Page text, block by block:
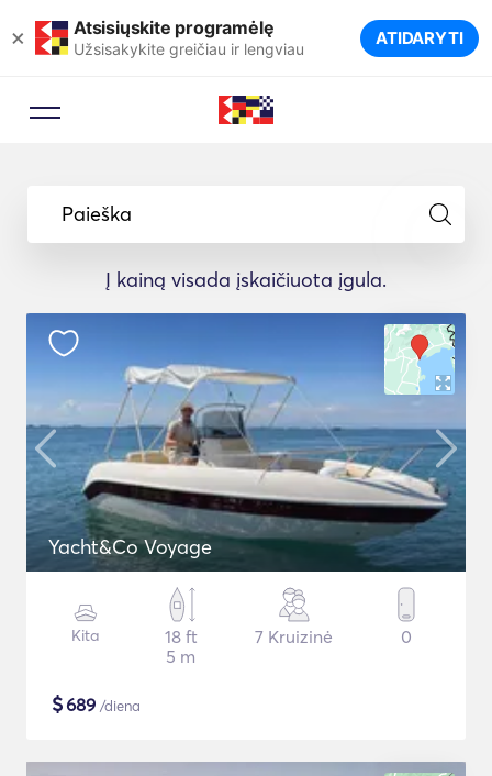
× Atsisiųskite programėlę
Užsisakykite greičiau ir lengviau ATIDARYTI
Paieška
Į kainą visada įskaičiuota įgula.
Yacht&Co Voyage
Kita
18 ft
5 m
7 Kruizinė 0
$689 /diena